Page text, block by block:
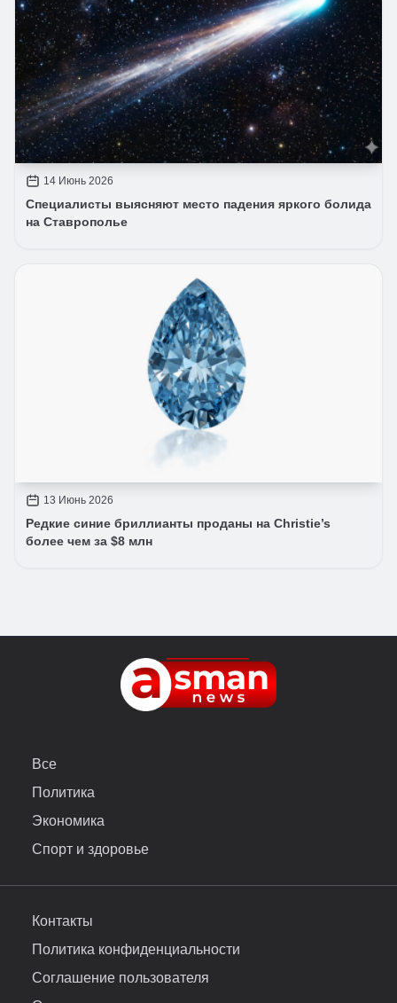
14 Июнь 2026
Специалисты выясняют место падения яркого болида
на Ставрополье
13 Июнь 2026
Редкие синие бриллианты проданы на Christie’s
более чем за $8 млн
Все
Политика
Экономика
Спорт и здоровье
Контакты
Политика конфиденциальности
Соглашение пользователя